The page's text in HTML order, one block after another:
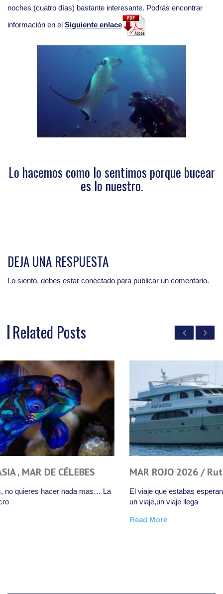
noches (cuatro días) bastante interesante. Podrás encontrar
información en el Siguiente enlace
Lo hacemos como lo sentimos porque bucear
es lo nuestro.
DEJA UNA RESPUESTA
Lo siento, debes estar conectado para publicar un comentario.
Related Posts
MAR ROJO 2026 / Ruta Norte + Tirán
El viaje que estabas esperando… Nunca es tarde o pronto para
un viaje,un viaje llega